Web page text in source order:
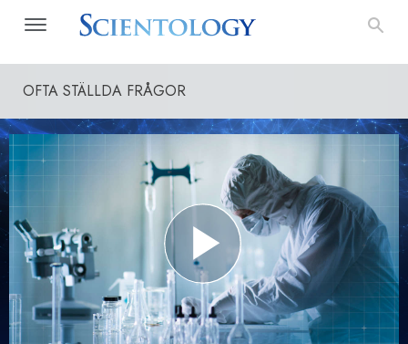
OFTA STÄLLDA FRÅGOR